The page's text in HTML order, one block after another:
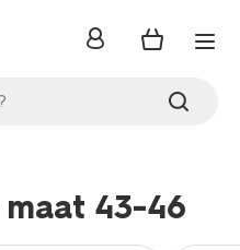
inloggen
43-46